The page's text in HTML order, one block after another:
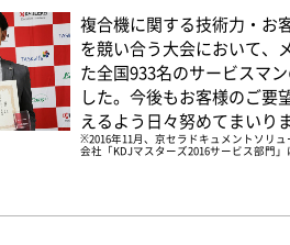
複合機に関する技術力・お
を競い合う大会において、
た全国933名のサービスマ
した。今後もお客様のご要
えるよう日々努めてまいりま
※2016年11月、京セラドキュメントソリ
会社「KDJマスターズ2016サービス部門」